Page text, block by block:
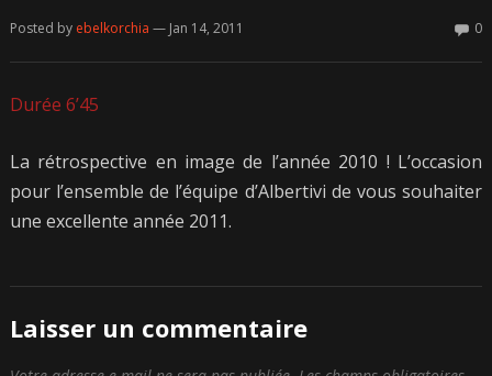
Posted by ebelkorchia — Jan 14, 2011 0
Durée 6’45
La rétrospective en image de l’année 2010 ! L’occasion
pour l’ensemble de l’équipe d’Albertivi de vous souhaiter
une excellente année 2011.
Laisser un commentaire